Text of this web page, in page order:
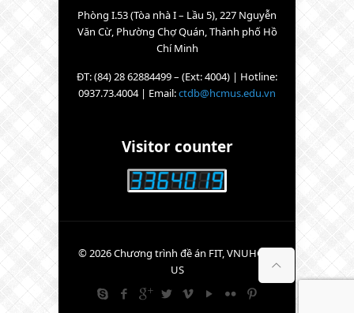
Phòng I.53 (Tòa nhà I – Lầu 5), 227 Nguyễn
Văn Cừ, Phường Chợ Quán, Thành phố Hồ
Chí Minh
ĐT: (84) 28 62884499 – (Ext: 4004) | Hotline:
0937.73.4004 | Email:ctdb@hcmus.edu.vn
Visitor counter
© 2026 Chương trình đề án FIT, VNUHCM-
US